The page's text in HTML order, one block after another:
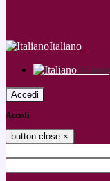
Italiano
Italiano
Accedi
Accedi
button close ×